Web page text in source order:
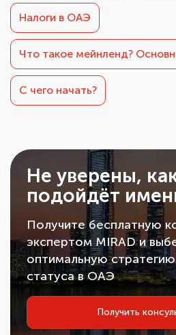
Налоги в ОАЭ
Что такое мейнленд?
С чего начать?
Не уверены,
подойдёт
Получите бесплатную
экспертом MIRAD и
оптимальную
статуса в ОАЭ
Получить